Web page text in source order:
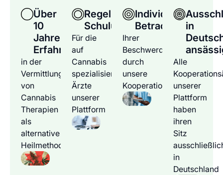
Über
10
Jahre
Erfahrung
in der
Vermittlung
von
Cannabis
Therapien
als
alternative
Heilmethode
Regelmäßige
Schulungen
Für die
auf
Cannabis
spezialisierten
Ärzte
unserer
Plattform
Individuelle
Betrachtung
Ihrer
Beschwerden
durch
unsere
Kooperationsärzte
in
Alle
unserer
Plattform
haben
ihren
Sitz
in
Deutschland